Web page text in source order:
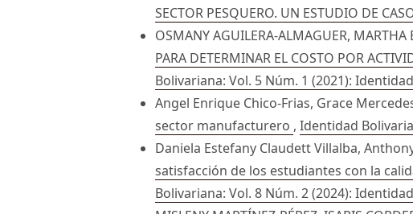
SECTOR PESQUERO. UN ESTUDIO DE
OSMANY AGUILERA-ALMAGUER,
PARA DETERMINAR EL COSTO POR
Bolivariana: Vol. 5 Núm. 1 (2021):
Angel Enrique Chico-Frias, Grace
sector manufacturero ,Identidad
Daniela Estefany Claudett Villalba,
satisfacción de los estudiantes con la
Bolivariana: Vol. 8 Núm. 2 (2024):